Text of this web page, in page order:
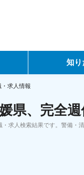
知り
データで見る
求人情報
県、完全
求人検索結果です。警備・